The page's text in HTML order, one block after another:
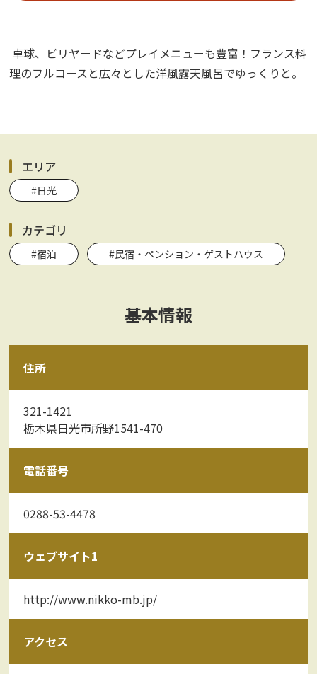
卓球、ビリヤードなどプレイメニューも豊富！フランス料
理のフルコースと広々とした洋風露天風呂でゆっくりと。
エリア
#日光
カテゴリ
#宿泊 #民宿・ペンション・ゲストハウス
基本情報
住所
321-1421
栃木県日光市所野1541-470
電話番号
0288-53-4478
ウェブサイト1
http://www.nikko-mb.jp/
アクセス